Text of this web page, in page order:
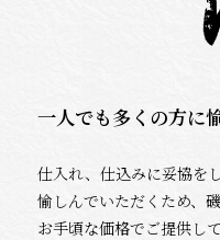
一人でも多くの方に
仕入れ、仕込みに妥協を
愉しんでいただくため、
お手頃な価格でご提供して